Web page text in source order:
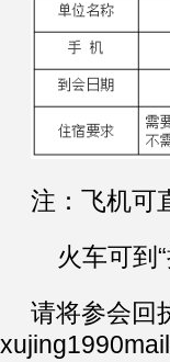
注：飞机可
火车可到“
请将参会回